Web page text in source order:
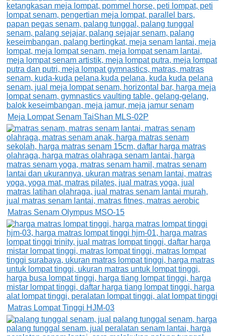
Meja Lompat Senam TaiShan MLS-02P
Matras Senam Olympus MSO-15
Matras Lompat Tinggi HJM-03